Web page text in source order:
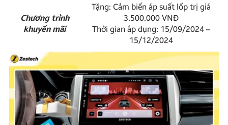
Chương trình
khuyến mãi
Tặng: Cảm biến áp suất lốp trị giá
3.500.000 VNĐ
Thời gian áp dụng: 15/09/2024 –
15/12/2024